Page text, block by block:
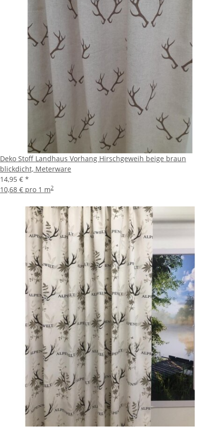
Deko Stoff Landhaus Vorhang Hirschgeweih beige braun
blickdicht, Meterware
14,95 € *
10,68 € pro 1 m2